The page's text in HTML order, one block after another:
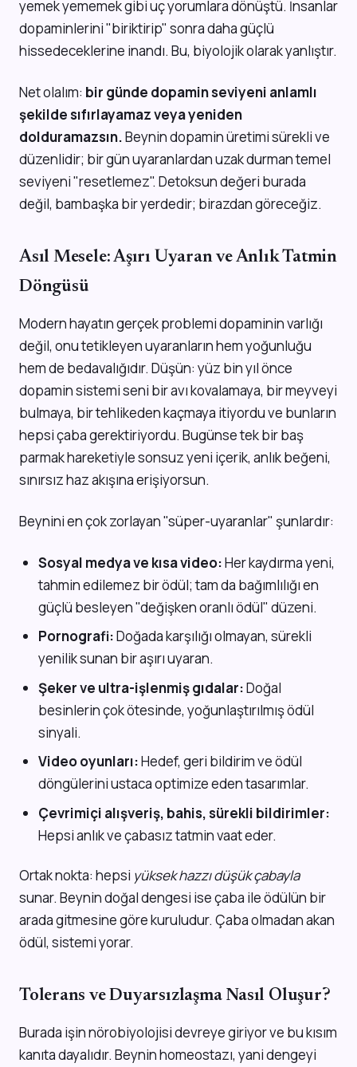
yemek yememek gibi uç yorumlara dönüştü. İnsanlar
dopaminlerini "biriktirip" sonra daha güçlü
hissedeceklerine inandı. Bu, biyolojik olarak yanlıştır.
Net olalım: bir günde dopamin seviyeni anlamlı
şekilde sıfırlayamaz veya yeniden
dolduramazsın.Beynin dopamin üretimi sürekli ve
düzenlidir; bir gün uyaranlardan uzak durman temel
seviyeni "resetlemez". Detoksun değeri burada
değil, bambaşka bir yerdedir; birazdan göreceğiz.
Asıl Mesele: Aşırı Uyaran ve Anlık Tatmin
Döngüsü
Modern hayatın gerçek problemi dopaminin varlığı
değil, onu tetikleyen uyaranların hem yoğunluğu
hem de bedavalığıdır. Düşün: yüz bin yıl önce
dopamin sistemi seni bir avı kovalamaya, bir meyveyi
bulmaya, bir tehlikeden kaçmaya itiyordu ve bunların
hepsi çaba gerektiriyordu. Bugünse tek bir baş
parmak hareketiyle sonsuz yeni içerik, anlık beğeni,
sınırsız haz akışına erişiyorsun.
Beynini en çok zorlayan "süper-uyaranlar" şunlardır:
Sosyal medya ve kısa video:Her kaydırma yeni,
tahmin edilemez bir ödül; tam da bağımlılığı en
güçlü besleyen "değişken oranlı ödül" düzeni.
Pornografi:Doğada karşılığı olmayan, sürekli
yenilik sunan bir aşırı uyaran.
Şeker ve ultra-işlenmiş gıdalar:Doğal
besinlerin çok ötesinde, yoğunlaştırılmış ödül
sinyali.
Video oyunları:Hedef, geri bildirim ve ödül
döngülerini ustaca optimize eden tasarımlar.
Çevrimiçi alışveriş, bahis, sürekli bildirimler:
Hepsi anlık ve çabasız tatmin vaat eder.
Ortak nokta: hepsi yüksek hazzı düşük çabayla
sunar. Beynin doğal dengesi ise çaba ile ödülün bir
arada gitmesine göre kuruludur. Çaba olmadan akan
ödül, sistemi yorar.
Tolerans ve Duyarsızlaşma Nasıl Oluşur?
Burada işin nörobiyolojisi devreye giriyor ve bu kısım
kanıta dayalıdır. Beynin homeostazı, yani dengeyi